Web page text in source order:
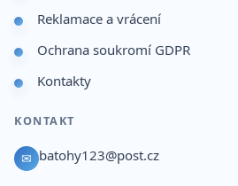
Reklamace a vrácení
Ochrana soukromí GDPR
Kontakty
KONTAKT
✉ batohy123@post.cz